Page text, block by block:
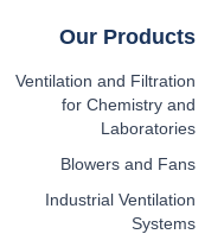
Our Products
Ventilation and Filtration
for Chemistry and
Laboratories
Blowers and Fans
Industrial Ventilation
Systems